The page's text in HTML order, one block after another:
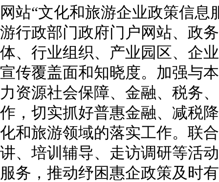
网站“文化和旅游企业政策信息
游行政部门政府门户网站、政
体、行业组织、产业园区、企
宣传覆盖面和知晓度。加强与
力资源社会保障、金融、税务
作，切实抓好普惠金融、减税
化和旅游领域的落实工作。联
讲、培训辅导、走访调研等活
服务，推动纾困惠企政策及时